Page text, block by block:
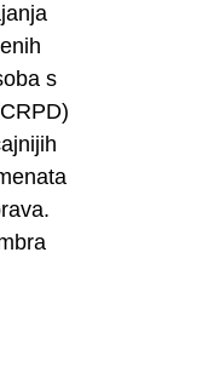
s
20 godina